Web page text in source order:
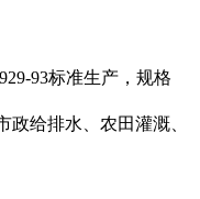
93标准生产，规格
政给排水、农田灌溉、